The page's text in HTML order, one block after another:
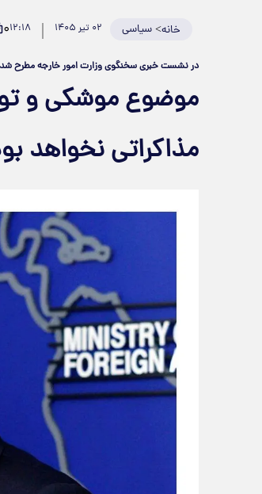
خانه>سیاسی ۰۲ تیر ۱۴۰۵ ۱۲:۱۸۰
در نشست خبری سخنگوی وزارت امور خارجه مطرح
موضوع موشکی و
مذاکراتی نخواهد